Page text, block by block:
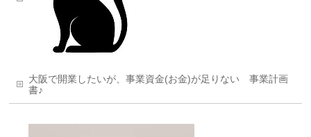
大阪で開業したいが、事業資金(お金)が足りない 事業計画
書♪